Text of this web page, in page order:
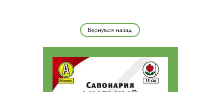
Вернуться назад